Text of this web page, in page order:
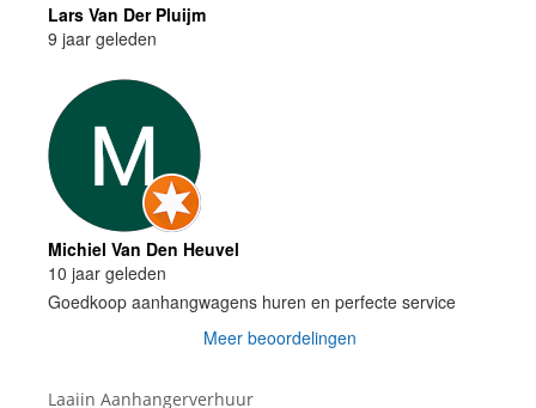
Lars Van Der Pluijm
9 jaar geleden
Michiel Van Den Heuvel
10 jaar geleden
Goedkoop aanhangwagens huren en perfecte service
Meer beoordelingen
Laaiin Aanhangerverhuur